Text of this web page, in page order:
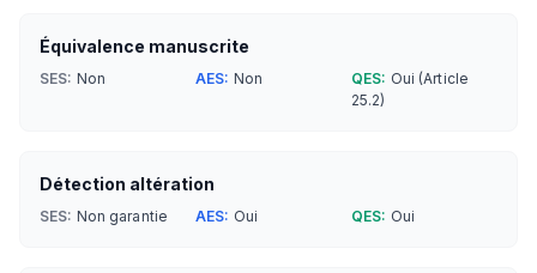
Équivalence manuscrite
SES: Non AES: Non QES: Oui (Article
25.2)
Détection altération
SES: Non garantie AES: Oui QES: Oui